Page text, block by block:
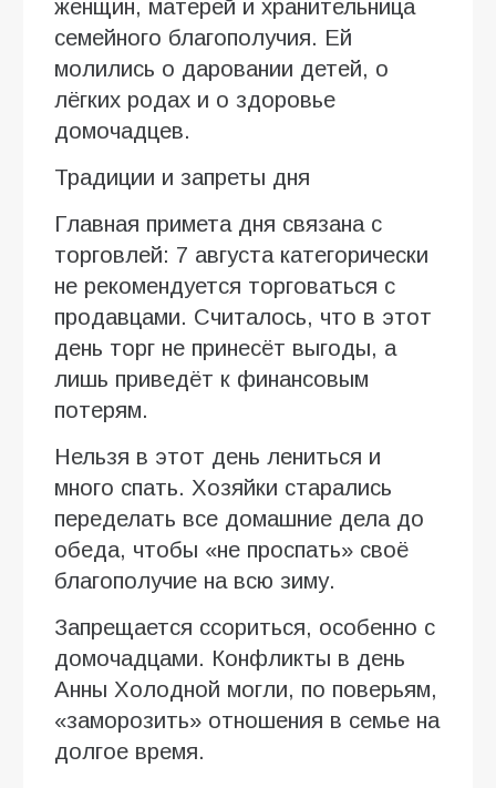
женщин, матерей и хранительница
семейного благополучия. Ей
молились о даровании детей, о
лёгких родах и о здоровье
домочадцев.
Традиции и запреты дня
Главная примета дня связана с
торговлей: 7 августа категорически
не рекомендуется торговаться с
продавцами. Считалось, что в этот
день торг не принесёт выгоды, а
лишь приведёт к финансовым
потерям.
Нельзя в этот день лениться и
много спать. Хозяйки старались
переделать все домашние дела до
обеда, чтобы «не проспать» своё
благополучие на всю зиму.
Запрещается ссориться, особенно с
домочадцами. Конфликты в день
Анны Холодной могли, по поверьям,
«заморозить» отношения в семье на
долгое время.